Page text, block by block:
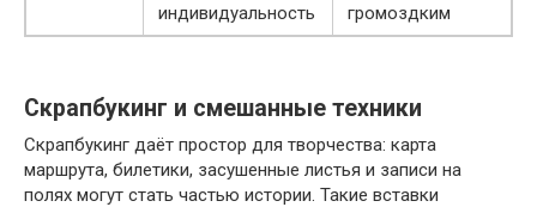
индивидуальность
громоздким
Скрапбукинг и смешанные техники
Скрапбукинг даёт простор для творчества: карта
маршрута, билетики, засушенные листья и записи на
полях могут стать частью истории. Такие вставки